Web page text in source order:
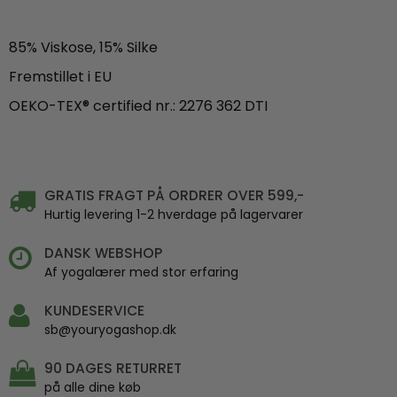
85% Viskose, 15% Silke
Fremstillet i EU
OEKO-TEX® certified nr.: 2276 362 DTI
GRATIS FRAGT PÅ ORDRER OVER 599,-
Hurtig levering 1-2 hverdage på lagervarer
DANSK WEBSHOP
Af yogalærer med stor erfaring
KUNDESERVICE
sb@youryogashop.dk
90 DAGES RETURRET
på alle dine køb